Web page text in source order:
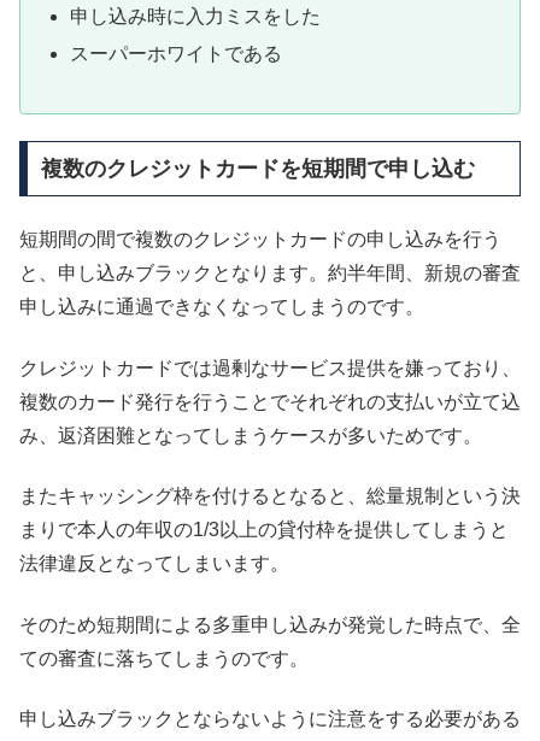
申し込み時に入力ミスをした
スーパーホワイトである
複数のクレジットカードを短期間で申し込む
短期間の間で複数のクレジットカードの申し込みを行う
と、申し込みブラックとなります。約半年間、新規の審査
申し込みに通過できなくなってしまうのです。
クレジットカードでは過剰なサービス提供を嫌っており、
複数のカード発行を行うことでそれぞれの支払いが立て込
み、返済困難となってしまうケースが多いためです。
またキャッシング枠を付けるとなると、総量規制という決
まりで本人の年収の1/3以上の貸付枠を提供してしまうと
法律違反となってしまいます。
そのため短期間による多重申し込みが発覚した時点で、全
ての審査に落ちてしまうのです。
申し込みブラックとならないように注意をする必要がある